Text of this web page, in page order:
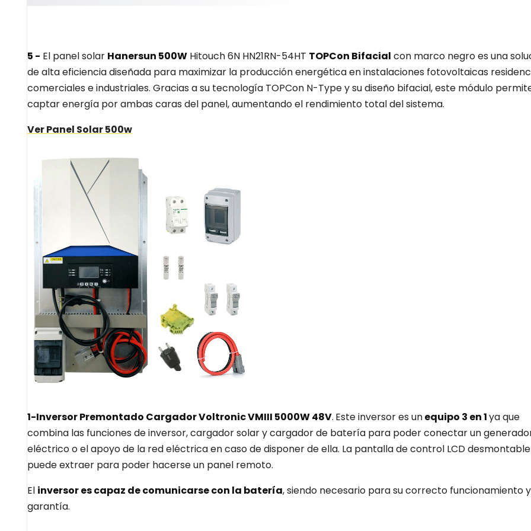
5 - El panel solar Hanersun 500W Hitouch 6N HN21RN-54HT TOPCon Bifacial con marco negro es una
de alta eficiencia diseñada para maximizar la producción energética en instalaciones fotovoltaicas
comerciales e industriales. Gracias a su tecnología TOPCon N-Type y su diseño bifacial, este módulo
captar energía por ambas caras del panel, aumentando el rendimiento total del sistema.
Ver Panel Solar 500w
1-Inversor Premontado Cargador Voltronic VMIII 5000W 48V. Este inversor es unequipo 3 en 1ya que
combina las funciones de inversor, cargador solar y cargador de batería para poder conectar un
eléctrico o el apoyo de la red eléctrica en caso de disponer de ella. La pantalla de control LCD
puede extraer para poder hacerse un panel remoto.
El inversor es capaz de comunicarse con la batería, siendo necesario para su correcto funcionamiento y
garantía.